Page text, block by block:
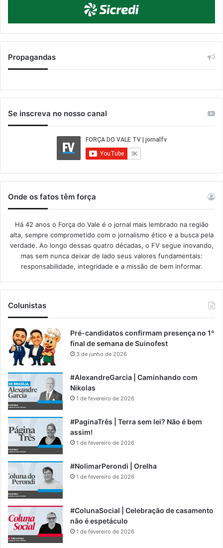
Propagandas
Se inscreva no nosso canal
Onde os fatos têm força
Há 42 anos o Força do Vale é o jornal mais lembrado na região
alta, sempre comprometido com o jornalismo ético e a busca pela
verdade. Ao longo dessas quatro décadas, o FV segue inovando,
mas sem nunca deixar de lado seus valores fundamentais:
responsabilidade, integridade e a missão de bem informar.​
Colunistas
Pré-candidatos confirmam presença no 1º
final de semana de Suinofest
3 de junho de 2026
#AlexandreGarcia | Caminhando com
Nikolas
1 de fevereiro de 2026
#PaginaTrês | Terra sem lei? Não é bem
assim!
1 de fevereiro de 2026
#NolimarPerondi | Orelha
1 de fevereiro de 2026
#ColunaSocial | Celebração de casamento
não é espetáculo
1 de fevereiro de 2026